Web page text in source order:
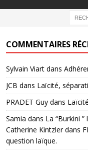
COMMENTAIRES
Sylvain Viartdans
JCB dans Laïcité,
PRADET Guydans
Samia dans La “Burkini
Catherine Kintzler dans
question laïque.